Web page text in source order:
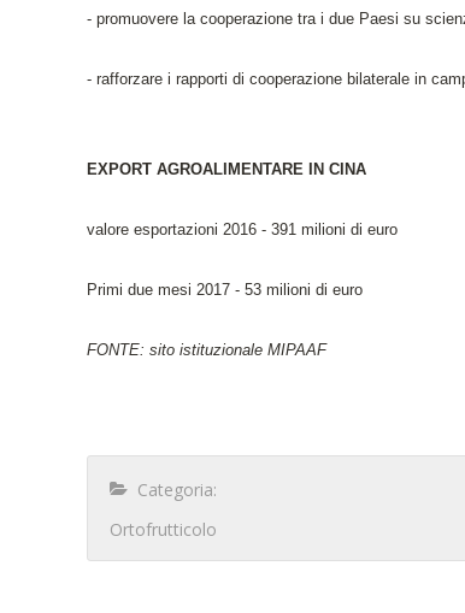
- promuovere la cooperazione tra i due Paesi su
- rafforzare i rapporti di cooperazione bilaterale in
EXPORT AGROALIMENTARE IN CINA
valore esportazioni 2016 - 391 milioni di euro
Primi due mesi 2017 - 53 milioni di euro
FONTE: sito istituzionale MIPAAF
Categoria:
Ortofrutticolo